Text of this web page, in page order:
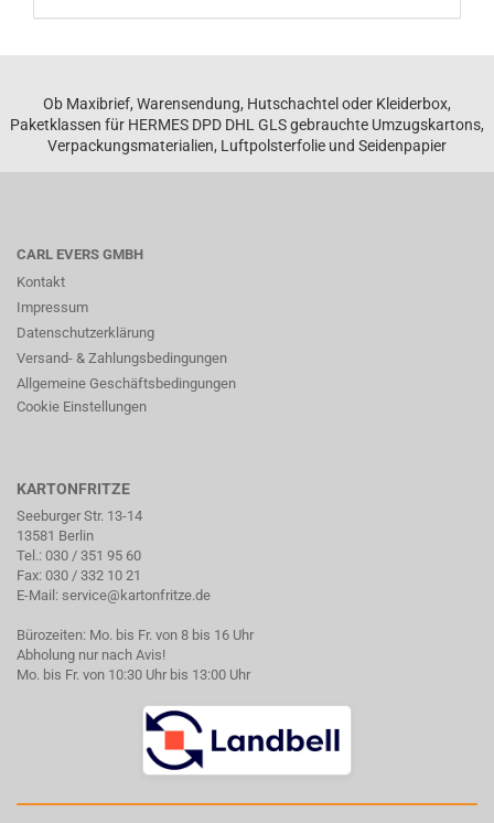
Ob Maxibrief, Warensendung, Hutschachtel oder Kleiderbox,
Paketklassen für HERMES DPD DHL GLS gebrauchte Umzugskartons,
Verpackungsmaterialien, Luftpolsterfolie und Seidenpapier
CARL EVERS GMBH
Kontakt
Impressum
Datenschutzerklärung
Versand- & Zahlungsbedingungen
Allgemeine Geschäftsbedingungen
Cookie Einstellungen
KARTONFRITZE
Seeburger Str. 13-14
13581 Berlin
Tel.: 030 / 351 95 60
Fax: 030 / 332 10 21
E-Mail: service@kartonfritze.de
Bürozeiten: Mo. bis Fr. von 8 bis 16 Uhr
Abholung nur nach Avis!
Mo. bis Fr. von 10:30 Uhr bis 13:00 Uhr